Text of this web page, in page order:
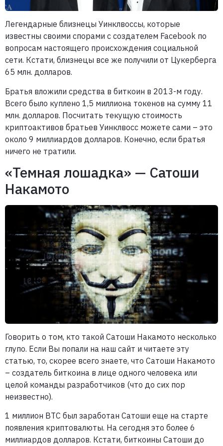
Легендарные близнецы Уинклвоссы, которые
известны своими спорами с создателем Facebook по
вопросам настоящего происхождения социальной
сети. Кстати, близнецы все же получили от Цукерберга
65 млн. долларов.
Братья вложили средства в биткоин в 2013-м году.
Всего было куплено 1,5 миллиона токенов на сумму 11
млн. долларов. Посчитать текущую стоимость
криптоактивов братьев Уинклвосс можете сами – это
около 9 миллиардов долларов. Конечно, если братья
ничего не тратили.
«Темная лошадка» — Сатоши
Накамото
Говорить о том, кто такой Сатоши Накамото несколько
глупо. Если Вы попали на наш сайт и читаете эту
статью, то, скорее всего знаете, что Сатоши Накамото
– создатель биткоина в лице одного человека или
целой команды разработчиков (что до сих пор
неизвестно).
1 миллион BTC был заработан Сатоши еще на старте
появления криптовалюты. На сегодня это более 6
миллиардов долларов. Кстати, биткоины Сатоши до